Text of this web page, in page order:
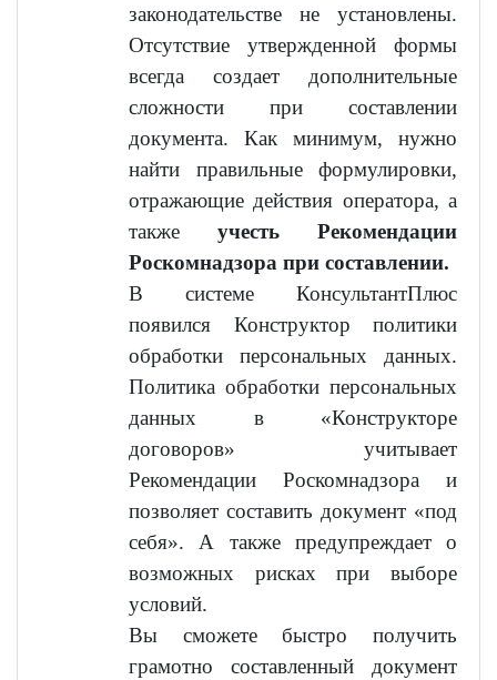
законодательстве не установлены.
Отсутствие утвержденной формы
всегда создает дополнительные
сложности при составлении
документа. Как минимум, нужно
найти правильные формулировки,
отражающие действия оператора, а
также учесть Рекомендации
Роскомнадзора при составлении.
В системе КонсультантПлюс
появился Конструктор политики
обработки персональных данных.
Политика обработки персональных
данных в «Конструкторе
договоров» учитывает
Рекомендации Роскомнадзора и
позволяет составить документ «под
себя». А также предупреждает о
возможных рисках при выборе
условий.
Вы сможете быстро получить
грамотно составленный документ